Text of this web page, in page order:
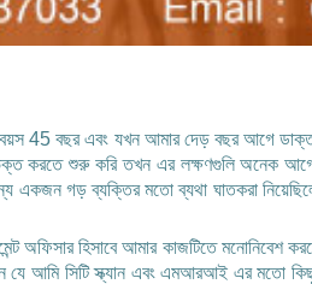
45 বছর এবং যখন আমার দেড় বছর আগে
করতে শুরু করি তখন এর লক্ষণগুলি অনেক
একজন গড় ব্যক্তির মতো ব্যথা ঘাতকরা
অফিসার হিসাবে আমার কাজটিতে
যে আমি সিটি স্ক্যান এবং এমআরআই এর মতো